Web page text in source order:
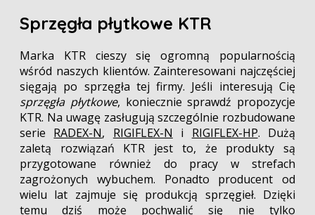
Sprzęgła płytkowe KTR
Marka KTR cieszy się ogromną popularnością
wśród naszych klientów. Zainteresowani najczęściej
sięgają po sprzęgła tej firmy. Jeśli interesują Cię
sprzęgła płytkowe, koniecznie sprawdź propozycje
KTR. Na uwagę zasługują szczególnie rozbudowane
serie RADEX-N, RIGIFLEX-N i RIGIFLEX-HP. Dużą
zaletą rozwiązań KTR jest to, że produkty są
przygotowane również do pracy w strefach
zagrożonych wybuchem. Ponadto producent od
wielu lat zajmuje się produkcją sprzęgieł. Dzięki
temu dziś może pochwalić się nie tylko